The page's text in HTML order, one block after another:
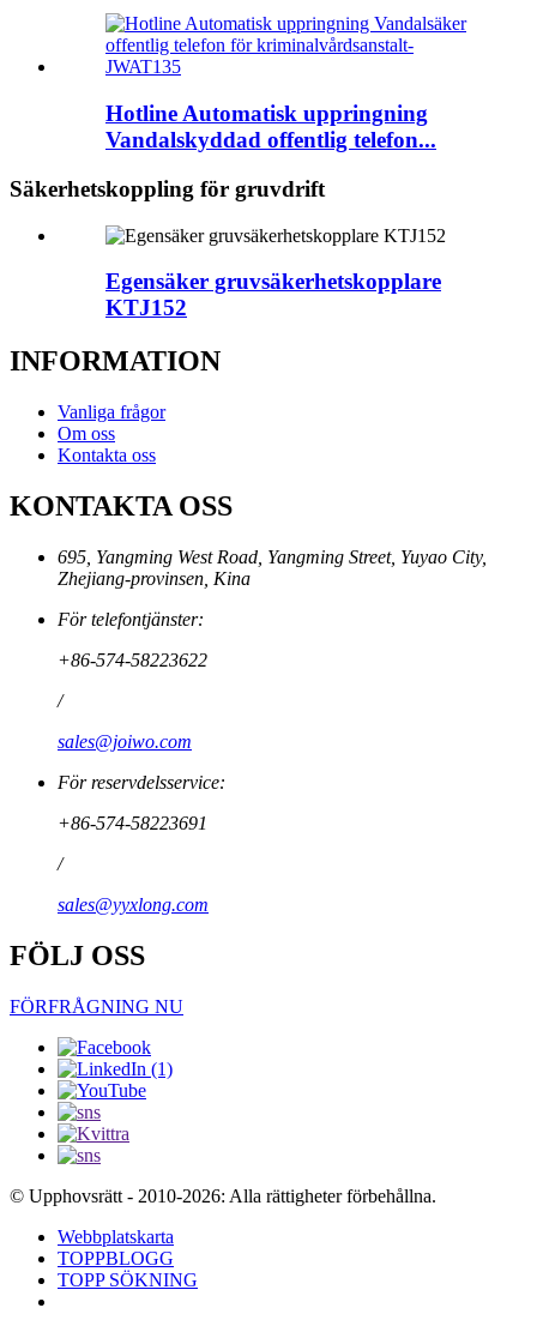
Hotline Automatisk uppringning
Vandalskyddad offentlig telefon...
Säkerhetskoppling för gruvdrift
Egensäker gruvsäkerhetskopplare
KTJ152
INFORMATION
Vanliga frågor
Om oss
Kontakta oss
KONTAKTA OSS
695, Yangming West Road, Yangming Street, Yuyao City,
Zhejiang-provinsen, Kina
För telefontjänster:
+86-574-58223622
/
sales@joiwo.com
För reservdelsservice:
+86-574-58223691
/
sales@yyxlong.com
FÖLJ OSS
FÖRFRÅGNING NU
© Upphovsrätt - 2010-2026: Alla rättigheter förbehållna.
Webbplatskarta
TOPPBLOGG
TOPP SÖKNING